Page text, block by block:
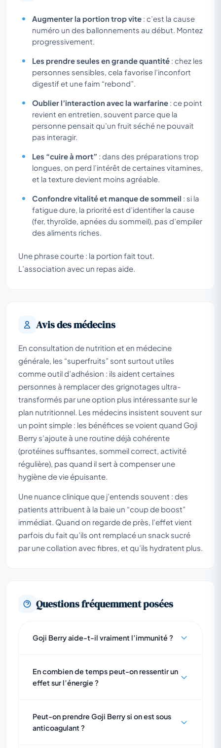
Augmenter la portion trop vite : c’est la cause
numéro un des ballonnements au début. Montez
progressivement.
Les prendre seules en grande quantité : chez les
personnes sensibles, cela favorise l’inconfort
digestif et une faim “rebond”.
Oublier l’interaction avec la warfarine : ce point
revient en entretien, souvent parce que la
personne pensait qu’un fruit séché ne pouvait
pas interagir.
Les “cuire à mort” : dans des préparations trop
longues, on perd l’intérêt de certaines vitamines,
et la texture devient moins agréable.
Confondre vitalité et manque de sommeil : si la
fatigue dure, la priorité est d’identifier la cause
(fer, thyroïde, apnées du sommeil), pas d’empiler
des aliments riches.
Une phrase courte : la portion fait tout.
L’association avec un repas aide.
Avis des médecins
En consultation de nutrition et en médecine
générale, les “superfruits” sont surtout utiles
comme outil d’adhésion : ils aident certaines
personnes à remplacer des grignotages ultra-
transformés par une option plus intéressante sur le
plan nutritionnel. Les médecins insistent souvent sur
un point simple : les bénéfices se voient quand Goji
Berry s’ajoute à une routine déjà cohérente
(protéines suffisantes, sommeil correct, activité
régulière), pas quand il sert à compenser une
hygiène de vie épuisante.
Une nuance clinique que j’entends souvent : des
patients attribuent à la baie un “coup de boost”
immédiat. Quand on regarde de près, l’effet vient
parfois du fait qu’ils ont remplacé un snack sucré
par une collation avec fibres, et qu’ils hydratent plus.
Questions fréquemment posées
Goji Berry aide-t-il vraiment l’immunité ?
En combien de temps peut-on ressentir un
effet sur l’énergie ?
Peut-on prendre Goji Berry si on est sous
anticoagulant ?